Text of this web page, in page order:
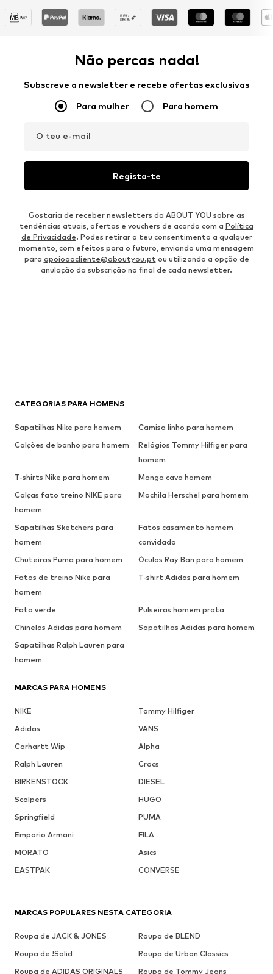
Não percas nada!
Subscreve a newsletter e recebe ofertas exclusivas
Para mulher Para homem
O teu e-mail
Regista-te
Gostaria de receber newsletters da ABOUT YOU sobre as
tendências atuais, ofertas e vouchers de acordo com a Política
de Privacidade. Podes retirar o teu consentimento a qualquer
momento, com efeitos para o futuro, enviando uma mensagem
para apoioaocliente@aboutyou.ptou utilizando a opção de
anulação da subscrição no final de cada newsletter.
CATEGORIAS PARA HOMENS
Sapatilhas Nike para homem
Camisa linho para homem
Calções de banho para homem
Relógios Tommy Hilfiger para
homem
T-shirts Nike para homem
Manga cava homem
Calças fato treino NIKE para
homem
Mochila Herschel para homem
Sapatilhas Sketchers para
homem
Fatos casamento homem
convidado
Chuteiras Puma para homem
Óculos Ray Ban para homem
Fatos de treino Nike para
homem
T-shirt Adidas para homem
Fato verde
Pulseiras homem prata
Chinelos Adidas para homem
Sapatilhas Adidas para homem
Sapatilhas Ralph Lauren para
homem
MARCAS PARA HOMENS
NIKE
Tommy Hilfiger
Adidas
VANS
Carhartt Wip
Alpha
Ralph Lauren
Crocs
BIRKENSTOCK
DIESEL
Scalpers
HUGO
Springfield
PUMA
Emporio Armani
FILA
MORATO
Asics
EASTPAK
CONVERSE
MARCAS POPULARES NESTA CATEGORIA
Roupa de JACK & JONES
Roupa de BLEND
Roupa de !Solid
Roupa de Urban Classics
Roupa de ADIDAS ORIGINALS
Roupa de Tommy Jeans